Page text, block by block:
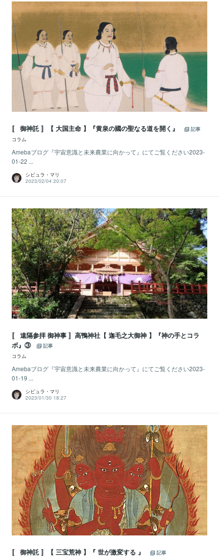
〚 御神託 〛【 大国主命 】『黄泉の國の聖なる道を開く』
記事
コラム
Amebaブログ『宇宙意識と未来農業に向かって』にてご覧ください2023-
01-22 ...
シビュラ・マリ
2023/02/04 20:07
〚 遠隔参拝 御神事 〛高鴨神社【 迦毛之大御神 】『神の手とコラ
ボ』③
記事
コラム
Amebaブログ『宇宙意識と未来農業に向かって』にてご覧ください2023-
01-19 ...
シビュラ・マリ
2023/01/30 18:27
〚 御神託 〛【 三宝荒神 】『 世が激変する 』 記事